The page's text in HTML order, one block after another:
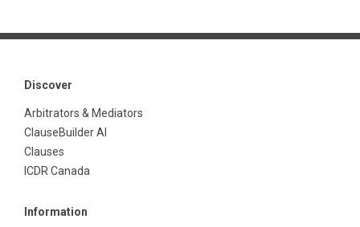
Discover
Arbitrators & Mediators
ClauseBuilder AI
Clauses
ICDR Canada
Information